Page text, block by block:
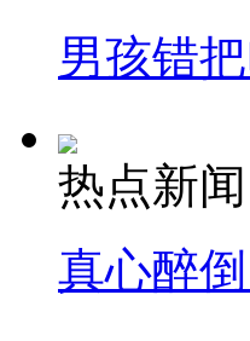
男孩错
热点新闻
真心醉